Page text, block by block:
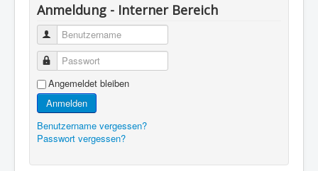
Anmeldung - Interner Bereich
Benutzername
Passwort
Angemeldet bleiben
Anmelden
Benutzername vergessen?
Passwort vergessen?